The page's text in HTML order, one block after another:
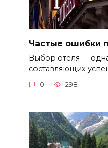
Частые ошибки
Выбор отеля —
составляющих
0 298